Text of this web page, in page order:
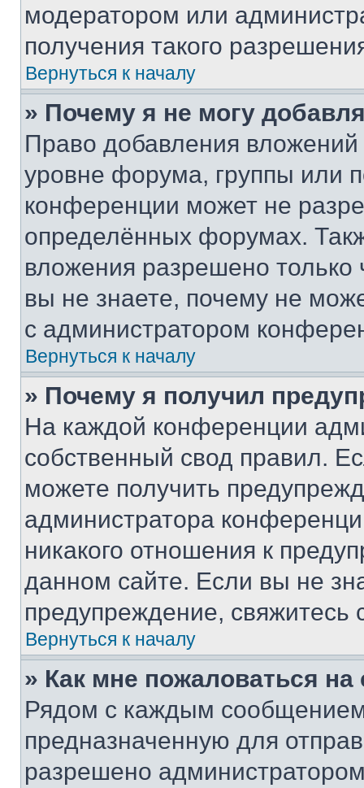
модератором или
получения такого
Вернуться к началу
» Почему я не могу
Право добавления
уровне форума, группы или
конференции может не
определённых форумах.
вложения разрешено
вы не знаете, почему не
с администратором
Вернуться к началу
» Почему я получил
На каждой конференции
собственный свод правил.
можете получить
администратора
никакого отношения к
данном сайте. Если вы не
предупреждение,
Вернуться к началу
» Как мне пожаловаться
Рядом с каждым сообщением
предназначенную для
разрешено